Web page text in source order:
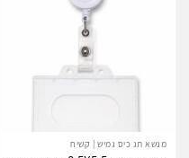
מנשא תג כיס גמיש | קשיח